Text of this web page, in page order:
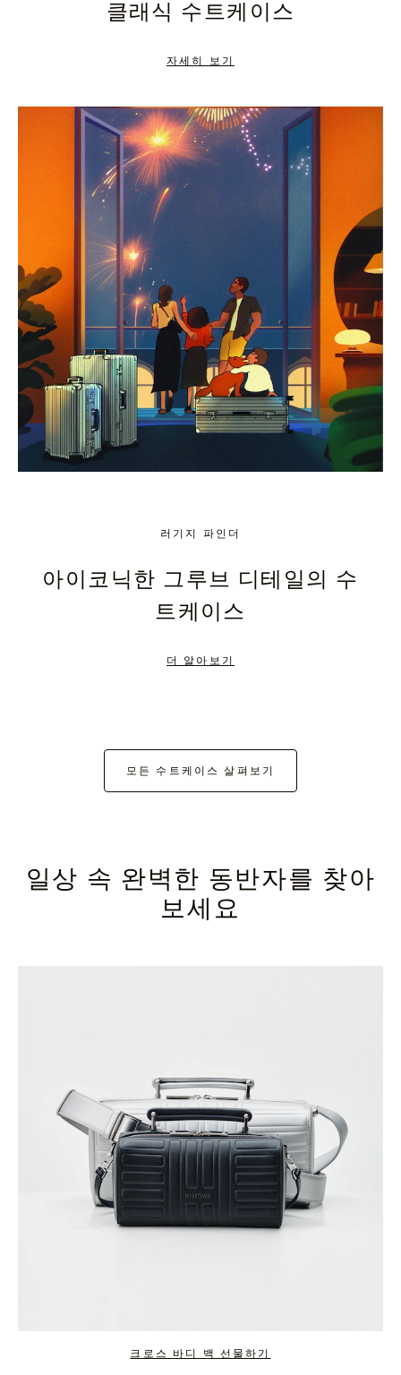
TO
UNMUTE
클래식 수트케이스
자세히 보기
러기지 파인더
아이코닉한 그루브 디테일의 수
트케이스
더 알아보기
모든 수트케이스 살펴보기
일상 속 완벽한 동반자를 찾아
보세요
크로스 바디 백 선물하기